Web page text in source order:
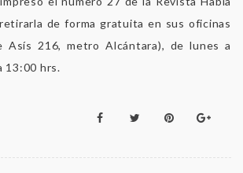
de forma gratuita en sus oficinas
Asís 216, metro Alcántara), de lunes a
13:00 hrs.